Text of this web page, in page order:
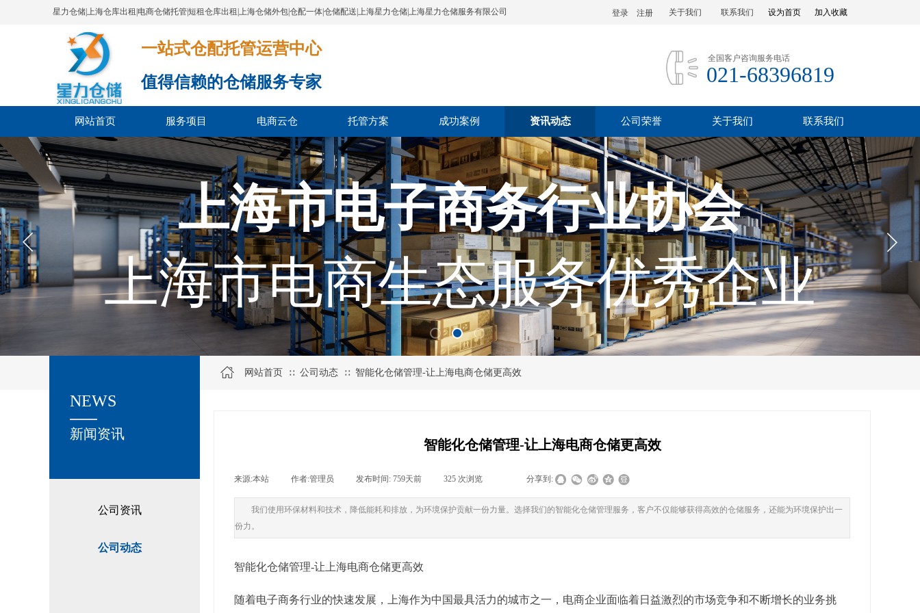
星力仓储|上海仓库出租|电商仓储托管|短租仓库出租|上海仓储外包|仓配一体|仓储配送|上海星力仓储|上海星力仓储服务有限公司 设为首页 加入收藏
登录 注册 联系我们
关于我们
一站式仓配托管运营中心​​​​​​​​​​​​​​​​​
值得信赖的仓储服务专家
全国客户咨询服务电话
021-68396819
网站首页 服务项目 电商云仓 托管方案 成功案例 资讯动态 公司荣誉 关于我们 联系我们
上海市电子商务行业协会
上海市电商生态服务优秀企业
公司资讯
公司动态
关于我们
新闻资讯
NEWS
网站首页 ∷ 公司动态 ∷ 智能化仓储管理-让上海电商仓储更高效
智能化仓储管理-让上海电商仓储更高效
来源:本站 作者:管理员 发布时间: 759天前 325 次浏览 分享到:
我们使用环保材料和技术，降低能耗和排放，为环境保护贡献一份力量。选择我们的智能化仓储管理服务，客户不仅能够获得高效的仓储服务，还能为环境保护出一
份力。
智能化仓储管理-让上海电商仓储更高效
随着电子商务行业的快速发展，上海作为中国最具活力的城市之一，电商企业面临着日益激烈的市场竞争和不断增长的业务挑